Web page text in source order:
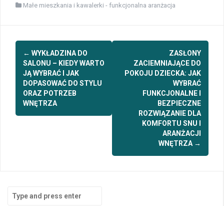
Małe mieszkania i kawalerki - funkcjonalna aranżacja
Post
navigation
← WYKŁADZINA DO
SALONU – KIEDY WARTO
JĄ WYBRAĆ I JAK
DOPASOWAĆ DO STYLU
ORAZ POTRZEB
WNĘTRZA
ZASŁONY
ZACIEMNIAJĄCE DO
POKOJU DZIECKA: JAK
WYBRAĆ
FUNKCJONALNE I
BEZPIECZNE
ROZWIĄZANIE DLA
KOMFORTU SNU I
ARANŻACJI
WNĘTRZA →
for: